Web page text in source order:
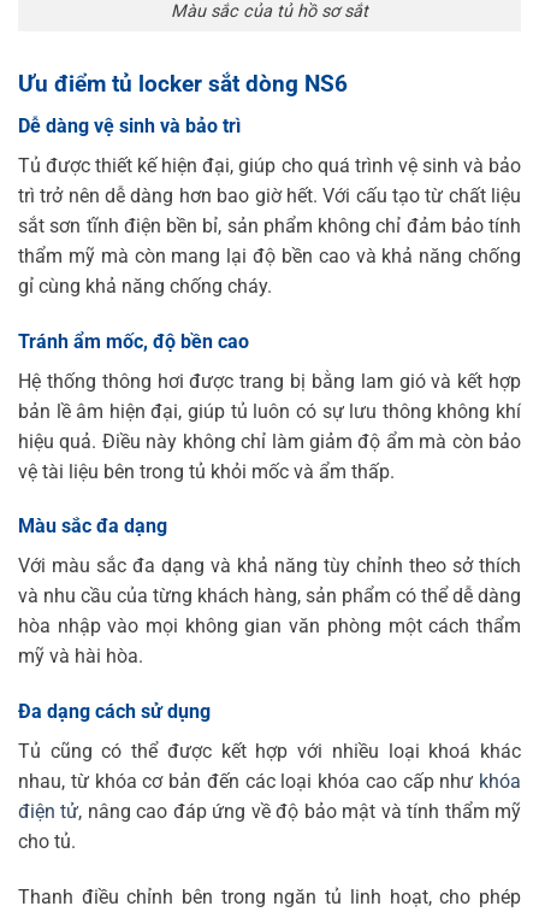
Màu sắc của tủ hồ sơ sắt
Ưu điểm tủ locker sắt dòng NS6
Dễ dàng vệ sinh và bảo trì
Tủ được thiết kế hiện đại, giúp cho quá trình vệ sinh và bảo
trì trở nên dễ dàng hơn bao giờ hết. Với cấu tạo từ chất liệu
sắt sơn tĩnh điện bền bỉ, sản phẩm không chỉ đảm bảo tính
thẩm mỹ mà còn mang lại độ bền cao và khả năng chống
gỉ cùng khả năng chống cháy.
Tránh ẩm mốc, độ bền cao
Hệ thống thông hơi được trang bị bằng lam gió và kết hợp
bản lề âm hiện đại, giúp tủ luôn có sự lưu thông không khí
hiệu quả. Điều này không chỉ làm giảm độ ẩm mà còn bảo
vệ tài liệu bên trong tủ khỏi mốc và ẩm thấp.
Màu sắc đa dạng
Với màu sắc đa dạng và khả năng tùy chỉnh theo sở thích
và nhu cầu của từng khách hàng, sản phẩm có thể dễ dàng
hòa nhập vào mọi không gian văn phòng một cách thẩm
mỹ và hài hòa.
Đa dạng cách sử dụng
Tủ cũng có thể được kết hợp với nhiều loại khoá khác
nhau, từ khóa cơ bản đến các loại khóa cao cấp như khóa
điện tử, nâng cao đáp ứng về độ bảo mật và tính thẩm mỹ
cho tủ.
Thanh điều chỉnh bên trong ngăn tủ linh hoạt, cho phép